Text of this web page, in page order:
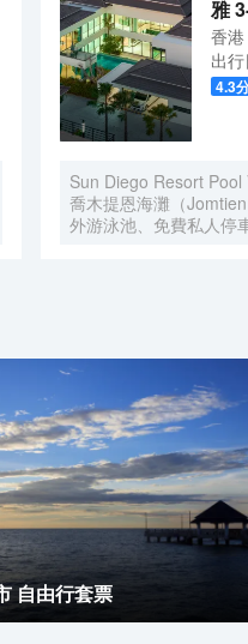
雅
香港
出
4.3
Sun Diego Resort
喬木提恩海灘（
外游泳池、免費私人停
的廚房。客房均提供衣
Villa距離東星高爾夫球
假村有41公里。最近
機場，距離這家住宿有
自由行套票